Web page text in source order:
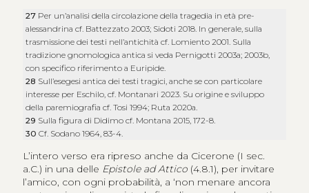
27 Per un’analisi della circolazione della tragedia in età pre-
alessandrina cf. Battezzato 2003; Sidoti 2018. In generale, sulla
trasmissione dei testi nell’antichità cf. Lomiento 2001. Sulla
tradizione gnomologica antica si veda Pernigotti 2003a; 2003b,
con specifico riferimento a Euripide.
28 Sull’esegesi antica dei testi tragici, anche se con particolare
interesse per Eschilo, cf. Montanari 2023. Su origine e sviluppo
della paremiografia cf. Tosi 1994; Ruta 2020a.
29 Sulla figura di Didimo cf. Montana 2015, 172-8.
30Cf. Sodano 1964, 83-4.
L’intero verso era ripreso anche da Cicerone (I sec.
a.C.) in una delle Epistole ad Attico(4.8.1), per invitare
l’amico, con ogni probabilità, a ‘non menare ancora